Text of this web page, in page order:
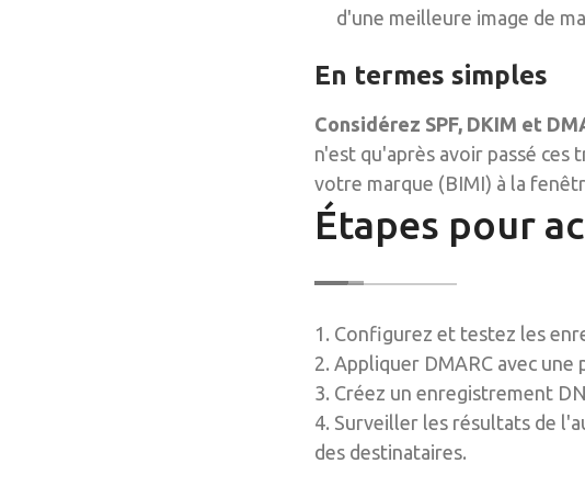
d'une meilleure image de
En termes simples
Considérez SPF, DKIM et
n'est qu'après avoir passé
votre marque (BIMI) à la
Étapes pour
1. Configurez et testez les
2. Appliquer DMARC avec
3. Créez un enregistrement
4. Surveiller les résultats de
des destinataires.